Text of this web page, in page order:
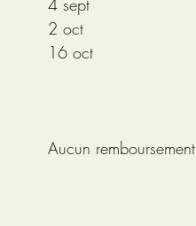
4 sept
2 oct
16 oct
Aucun remboursement